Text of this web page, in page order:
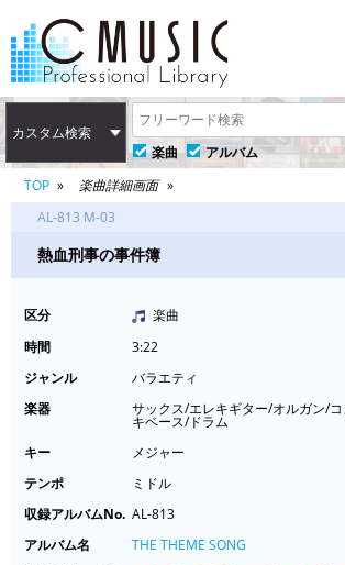
カスタム検索
楽曲
アルバム
TOP
楽曲詳細画面
AL-813 M-03
熱血刑事の事件簿
区分
楽曲
時間
3:22
ジャンル
バラエティ
楽器
サックス/エレキギター/オルガン/
キベース/ドラム
キー
メジャー
テンポ
ミドル
収録アルバムNo. AL-813
アルバム名
THE THEME SONG